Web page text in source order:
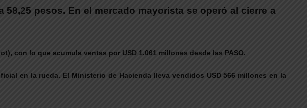
pesos. En el mercado mayorista se operó al cierre a
con lo que acumula ventas por USD 1.061 millones desde las PASO.
en la rueda. El Ministerio de Hacienda lleva vendidos USD 566 millones en la